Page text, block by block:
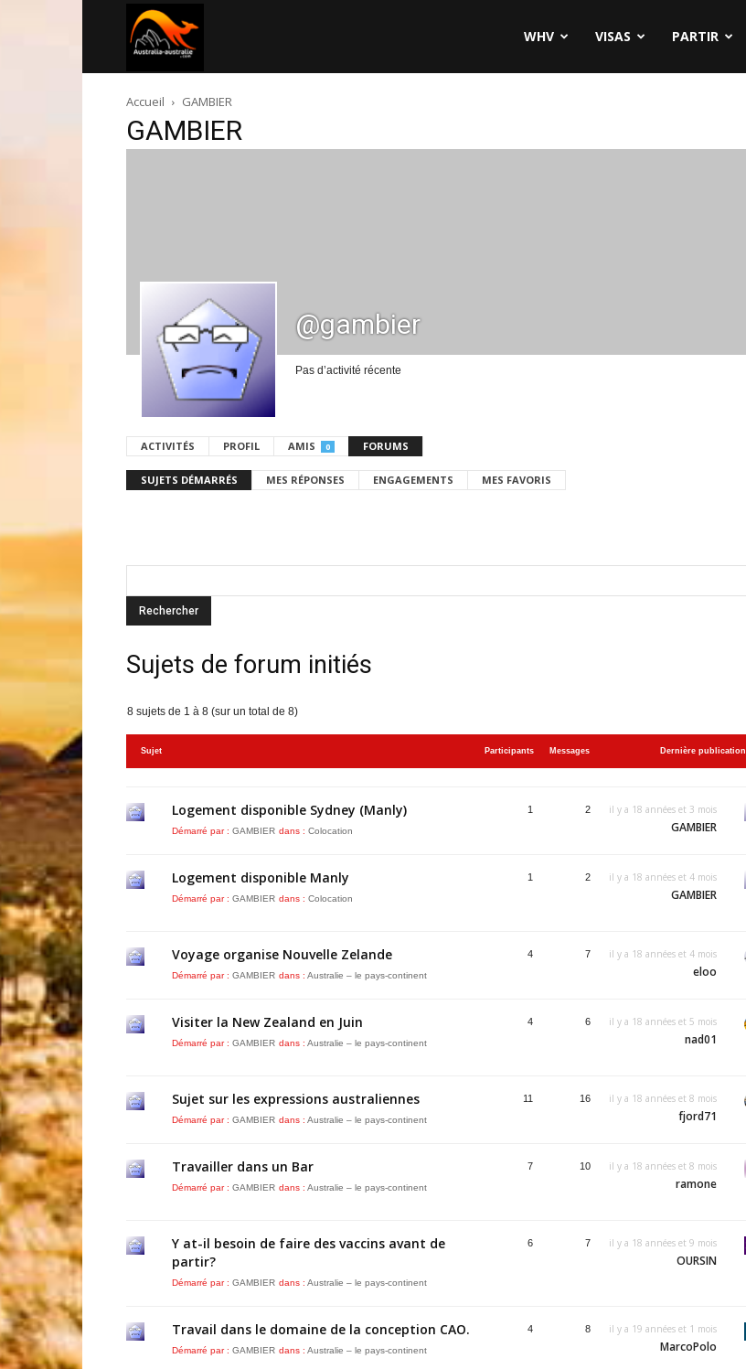
australie.com
WHV VISAS PARTIR
Accueil GAMBIER
GAMBIER
@gambier
Pas d’activité récente
ACTIVITÉS PROFIL AMIS 0 FORUMS
SUJETS DÉMARRÉS MES RÉPONSES ENGAGEMENTS MES FAVORIS
Sujets de forum initiés
8 sujets de 1 à 8 (sur un total de 8)
Sujet Participants Messages Dernière publication
Logement disponible Sydney (Manly)
Démarré par : GAMBIER dans : Colocation
1 2 il y a 18 années et 3 mois
GAMBIER
Logement disponible Manly
Démarré par : GAMBIER dans : Colocation
1 2 il y a 18 années et 4 mois
GAMBIER
Voyage organise Nouvelle Zelande
Démarré par : GAMBIER dans : Australie – le pays-continent
4 7 il y a 18 années et 4 mois
eloo
Visiter la New Zealand en Juin
Démarré par : GAMBIER dans : Australie – le pays-continent
4 6 il y a 18 années et 5 mois
nad01
Sujet sur les expressions australiennes
Démarré par : GAMBIER dans : Australie – le pays-continent
11 16 il y a 18 années et 8 mois
fjord71
Travailler dans un Bar
Démarré par : GAMBIER dans : Australie – le pays-continent
7 10 il y a 18 années et 8 mois
ramone
Y at-il besoin de faire des vaccins avant de
partir?
Démarré par : GAMBIER dans : Australie – le pays-continent
6 7 il y a 18 années et 9 mois
OURSIN
Travail dans le domaine de la conception CAO.
Démarré par : GAMBIER dans : Australie – le pays-continent
4 8 il y a 19 années et 1 mois
MarcoPolo